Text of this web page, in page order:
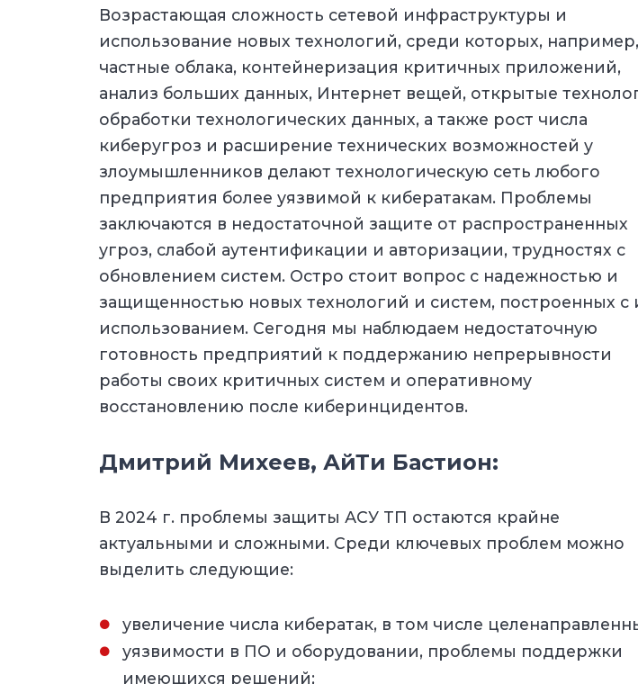
Возрастающая сложность сетевой инфраструктуры и
использование новых технологий, среди которых, например,
частные облака, контейнеризация критичных приложений,
анализ больших данных, Интернет вещей, открытые
обработки технологических данных, а также рост числа
киберугроз и расширение технических возможностей у
злоумышленников делают технологическую сеть любого
предприятия более уязвимой к кибератакам. Проблемы
заключаются в недостаточной защите от распространенных
угроз, слабой аутентификации и авторизации, трудностях с
обновлением систем. Остро стоит вопрос с надежностью и
защищенностью новых технологий и систем, построенных с
использованием. Сегодня мы наблюдаем недостаточную
готовность предприятий к поддержанию непрерывности
работы своих критичных систем и оперативному
восстановлению после киберинцидентов.
Дмитрий Михеев, АйТи Бастион:
В 2024 г. проблемы защиты АСУ ТП остаются крайне
актуальными и сложными. Среди ключевых проблем можно
выделить следующие:
увеличение числа кибератак, в том числе
уязвимости в ПО и оборудовании, проблемы поддержки
имеющихся решений;